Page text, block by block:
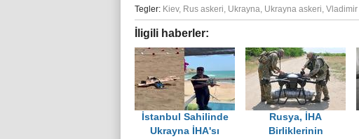
Tegler: Kiev, Rus askeri, Ukrayna, Ukrayna askeri, Vladimir
İligili haberler:
İstanbul Sahilinde
Ukrayna İHA'sı
Rusya, İHA
Birliklerinin